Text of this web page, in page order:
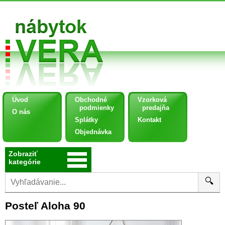
Úvod
O nás
Obchodné
podmienky
Splátky
Objednávka
Vzorková
predajňa
Kontakt
Zobraziť
kategórie
🔍
Posteľ Aloha 90